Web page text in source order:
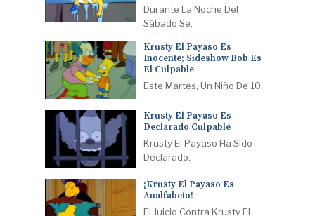
Durante La Noche Del
Sábado Se.
Krusty El Payaso Es
Inocente; Sideshow Bob Es
El Culpable
Este Martes, Un Niño De 10.
Krusty El Payaso Es
Declarado Culpable
Krusty El Payaso Ha Sido
Declarado.
¡Krusty El Payaso Es
Analfabeto!
El Juicio Contra Krusty El